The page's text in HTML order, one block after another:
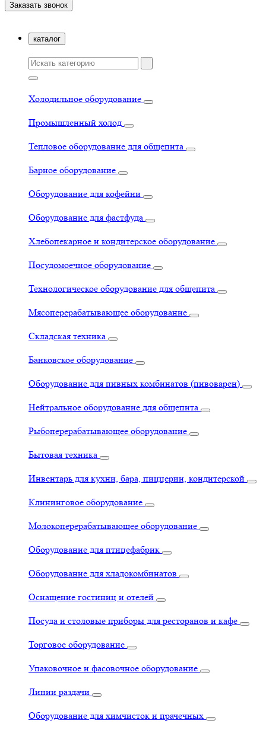
Заказать звонок
каталог
Холодильное оборудование
Промышленный холод
Тепловое оборудование для общепита
Барное оборудование
Оборудование для кофейни
Оборудование для фастфуда
Хлебопекарное и кондитерское оборудование
Посудомоечное оборудование
Технологическое оборудование для общепита
Мясоперерабатывающее оборудование
Складская техника
Банковское оборудование
Оборудование для пивных комбинатов (пивоварен)
Нейтральное оборудование для общепита
Рыбоперерабатывающее оборудование
Бытовая техника
Инвентарь для кухни, бара, пиццерии, кондитерской
Клининговое оборудование
Молокоперерабатывающее оборудование
Оборудование для птицефабрик
Оборудование для хладокомбинатов
Оснащение гостиниц и отелей
Посуда и столовые приборы для ресторанов и кафе
Торговое оборудование
Упаковочное и фасовочное оборудование
Линии раздачи
Оборудование для химчисток и прачечных